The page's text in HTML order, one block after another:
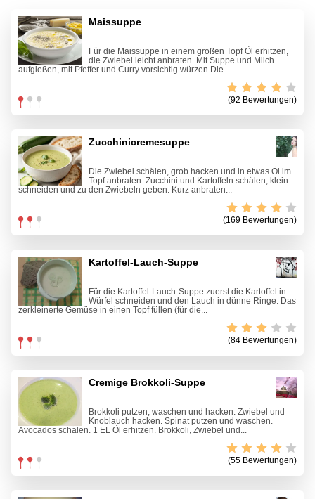
Maissuppe
Für die Maissuppe in einem großen Topf Öl erhitzen,
die Zwiebel leicht anbraten. Mit Suppe und Milch
aufgießen, mit Pfeffer und Curry vorsichtig würzen.Die...
(92 Bewertungen)
Zucchinicremesuppe
Die Zwiebel schälen, grob hacken und in etwas Öl im
Topf anbraten. Zucchini und Kartoffeln schälen, klein
schneiden und zu den Zwiebeln geben. Kurz anbraten...
(169 Bewertungen)
Kartoffel-Lauch-Suppe
Für die Kartoffel-Lauch-Suppe zuerst die Kartoffel in
Würfel schneiden und den Lauch in dünne Ringe. Das
zerkleinerte Gemüse in einen Topf füllen (für die...
(84 Bewertungen)
Cremige Brokkoli-Suppe
Brokkoli putzen, waschen und hacken. Zwiebel und
Knoblauch hacken. Spinat putzen und waschen.
Avocados schälen. 1 EL Öl erhitzen. Brokkoli, Zwiebel und...
(55 Bewertungen)